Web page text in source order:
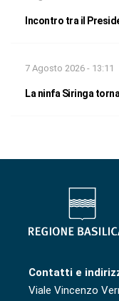
Incontro tra il
7 Agosto 2026 - 13:11
La ninfa Siringa
Contatti e
Viale Vincenzo